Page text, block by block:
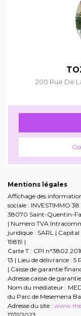
200 Rue De
Mentions légales
Affichage des
sociale : INVESTIMMO
38070 Saint-Quentin-
| Numero TVA
juridique : SARL |
19819 |
Carte T : CPI n°3802
13 | Lieu de délivrance :
| Caisse de garantie
Adresse caisse de
Nom du médiateur :
du Parc de Mesemena
Adresse du site :